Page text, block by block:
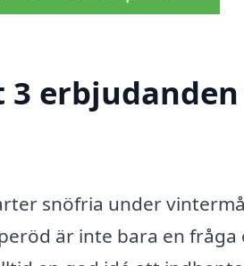
3
snöfria under
är inte bara en